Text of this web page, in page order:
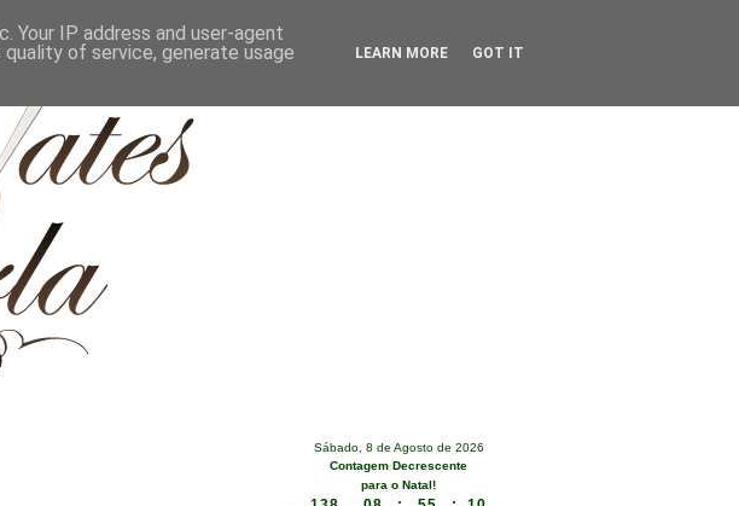
Sábado, 8 de Agosto de 2026
Contagem Decrescente
para o Natal!
Your IP address and user-agent
of service, generate usage
LEARN MORE GOT IT